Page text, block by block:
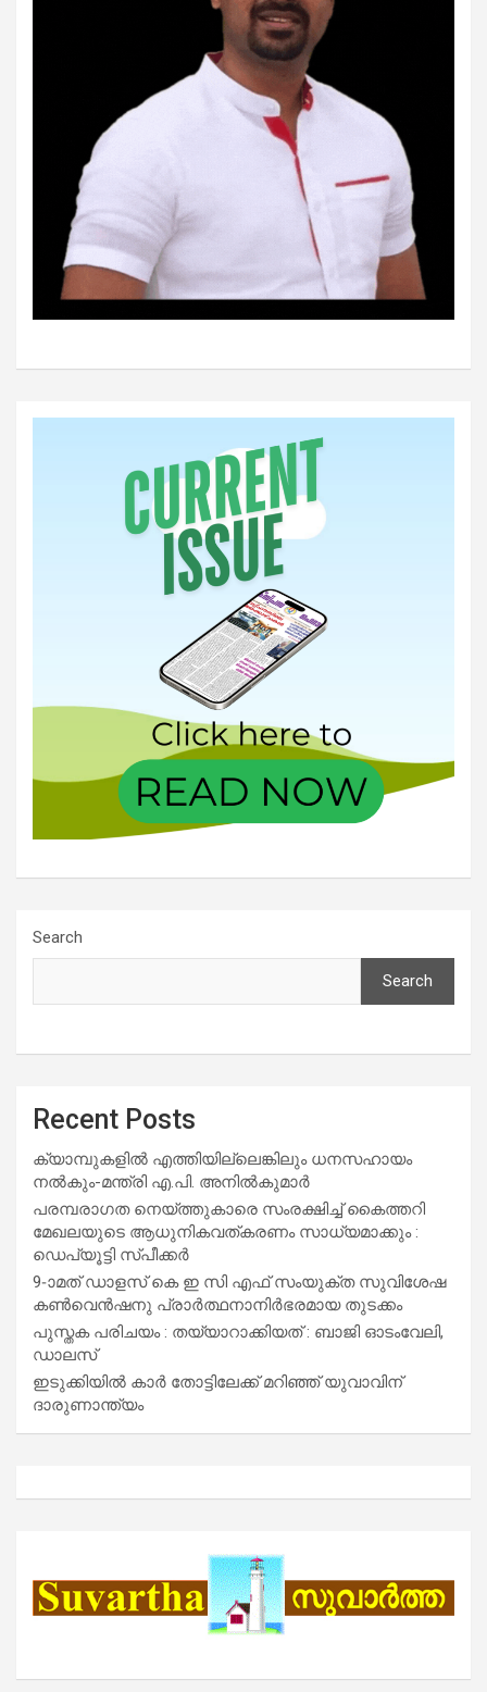
Search
Search
Recent Posts
ക്യാമ്പുകളിൽ എത്തിയില്ലെങ്കിലും ധനസഹായം
നൽകും-മന്ത്രി എ.പി. അനിൽകുമാർ
പരമ്പരാഗത നെയ്ത്തുകാരെ സംരക്ഷിച്ച് കൈത്തറി
മേഖലയുടെ ആധുനികവത്കരണം സാധ്യമാക്കും :
ഡെപ്യൂട്ടി സ്പീക്കർ
9-ാമത് ഡാളസ് കെ ഇ സി എഫ് സംയുക്ത സുവിശേഷ
കൺവെൻഷനു പ്രാർത്ഥനാനിർഭരമായ തുടക്കം
പുസ്തക പരിചയം : തയ്യാറാക്കിയത് : ബാജി ഓടംവേലി,
ഡാലസ്
ഇടുക്കിയിൽ കാർ തോട്ടിലേക്ക് മറിഞ്ഞ് യുവാവിന്
ദാരുണാന്ത്യം